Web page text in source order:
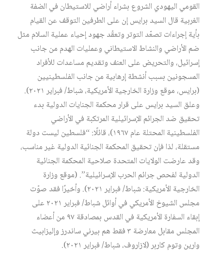
القومي اليهودي الشروع بشراء أراضي للاستيطان في الضفة
الغربية قال السيد برايس إن على الطرفين التوقف عن القيام
بأية إجراءات تصعّد التوتر وتعقّد جهود إحياء عملية السلام مثل
ضم الأراضي والنشاط الاستيطاني وعمليات الهدم من جانب
إسرائيل، والتحريض على العنف وتقديم مساعدات للأفراد
المسجونين بسبب أنشطة إرهابية من جانب الفلسطينيين
(برايس، موقع وزارة الخارجية الأمريكية، شباط/ فبراير ٢٠٢١).
وعلق السيد برايس على قرار محكمة الجنايات الدولية بدء
تحقيق ضد الجرائم الإسرائيلية المرتكبة في الأراضي
الفلسطينية المحتلة عام ١٩٦٧)، قائلًا: “فلسطين ليست دولة
مستقلة، لذا فإن تحقيق المحكمة الجنائية الدولية غير مناسب،
وقد عارضت الولايات المتحدة صلاحية المحكمة الجنائية
الدولية لفحص جرائم الحرب الإسرائيلية”. (موقع وزارة
الخارجية الأمريكية: شباط/ فبراير ٢٠٢١). وأخيرًا فقد صوّت
مجلس الشيوخ الأمريكي في أوائل شباط/ فبراير ٢٠٢١ على
إبقاء السفارة الأمريكية في القدس بمصادقة ٩٧ من أعضاء
المجلس مقابل معارضة ٣ فقط هم بيرني ساندرز وإليزابيث
وارين وتوم كاربر (لازاروف، شباط/ فبراير ٢٠٢١).